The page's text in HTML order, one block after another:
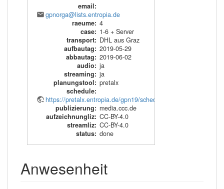
email:
gpnorga@lists.entropia.de
raeume: 4
case: 1-6 + Server
transport: DHL aus Graz
aufbautag: 2019-05-29
abbautag: 2019-06-02
audio: ja
streaming: ja
planungstool: pretalx
schedule:
https://pretalx.entropia.de/gpn19/schedule/export/schedule.xml
publizierung: media.ccc.de
aufzeichnungliz: CC-BY-4.0
streamliz: CC-BY-4.0
status: done
Anwesenheit